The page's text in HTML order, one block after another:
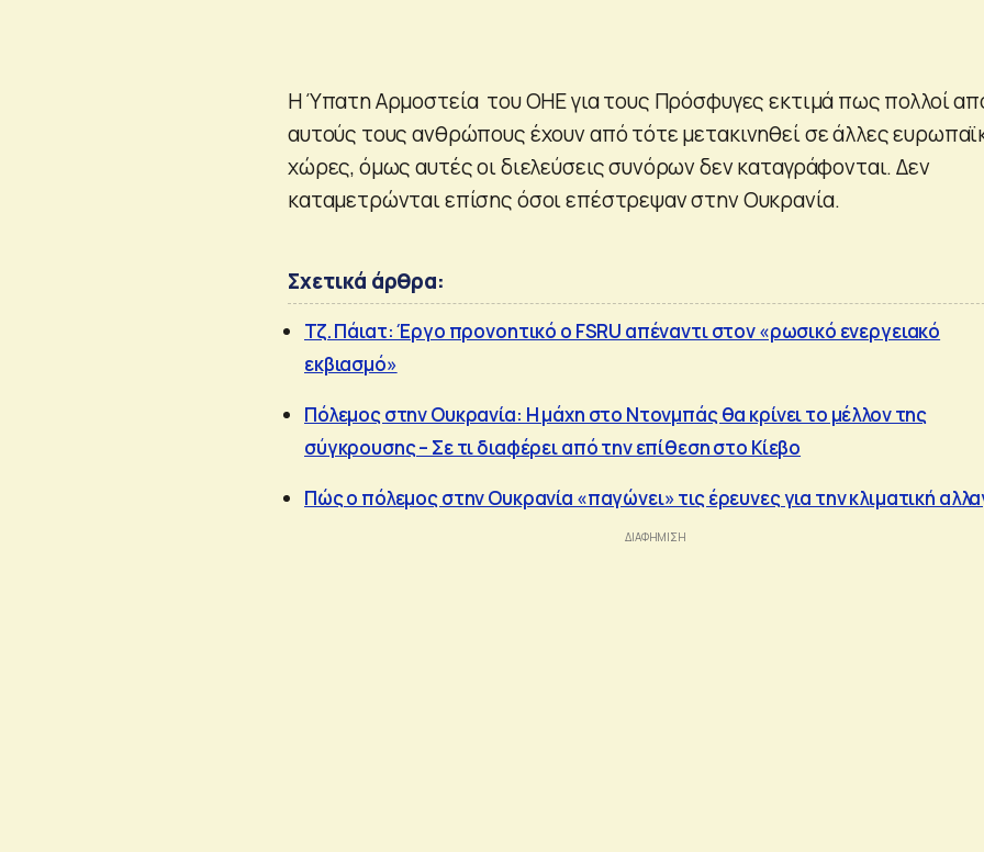
Η Ύπατη Αρμοστεία του ΟΗΕ για τους Πρόσφυγες εκτιμά πως πολλοί
αυτούς τους ανθρώπους έχουν από τότε μετακινηθεί σε άλλες
χώρες, όμως αυτές οι διελεύσεις συνόρων δεν καταγράφονται. Δεν
καταμετρώνται επίσης όσοι επέστρεψαν στην Ουκρανία.
Σχετικά άρθρα:
Τζ. Πάιατ: Έργο προνοητικό ο FSRU απέναντι στον «ρωσικό ενεργειακό
εκβιασμό»
Πόλεμος στην Ουκρανία: Η μάχη στο Ντονμπάς θα κρίνει το μέλλον της
σύγκρουσης – Σε τι διαφέρει από την επίθεση στο Κίεβο
Πώς ο πόλεμος στην Ουκρανία «παγώνει» τις έρευνες για την κλιματική